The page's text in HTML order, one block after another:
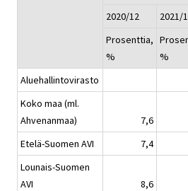
2020/12
2021/
Prosenttia,
%
%
Aluehallintovirasto
Koko maa (ml.
Ahvenanmaa)
7,6
Etelä-Suomen AVI
7,4
Lounais-Suomen
AVI
8,6